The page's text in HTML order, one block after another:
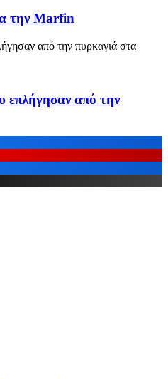
την Marfin
επλήγησαν από την